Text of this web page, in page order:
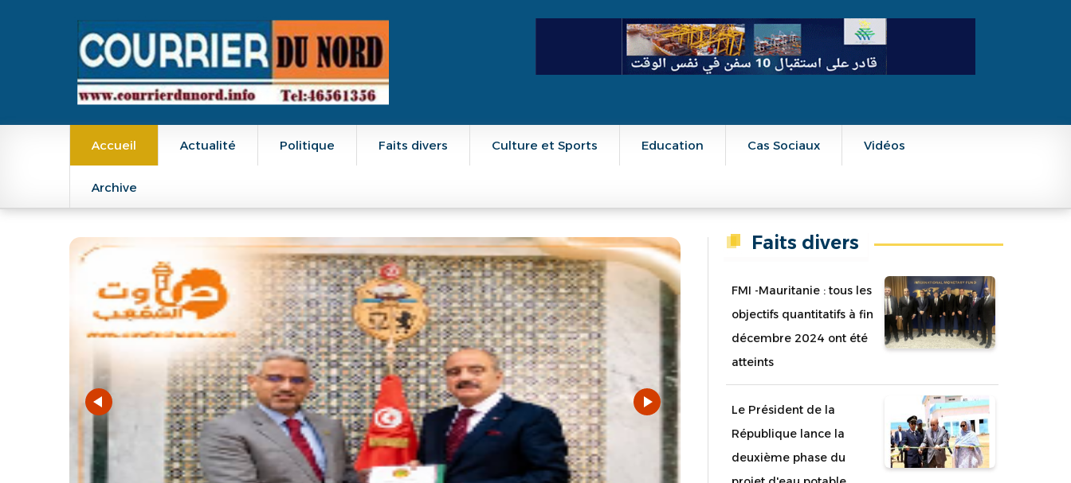
Main navigation
Accueil Actualité Politique Faits divers Culture et Sports Education Cas Sociaux Vidéos
Archive
Faits divers
FMI -Mauritanie : tous les
objectifs quantitatifs à fin
décembre 2024 ont été
atteints
Le Président de la
République lance la
deuxième phase du